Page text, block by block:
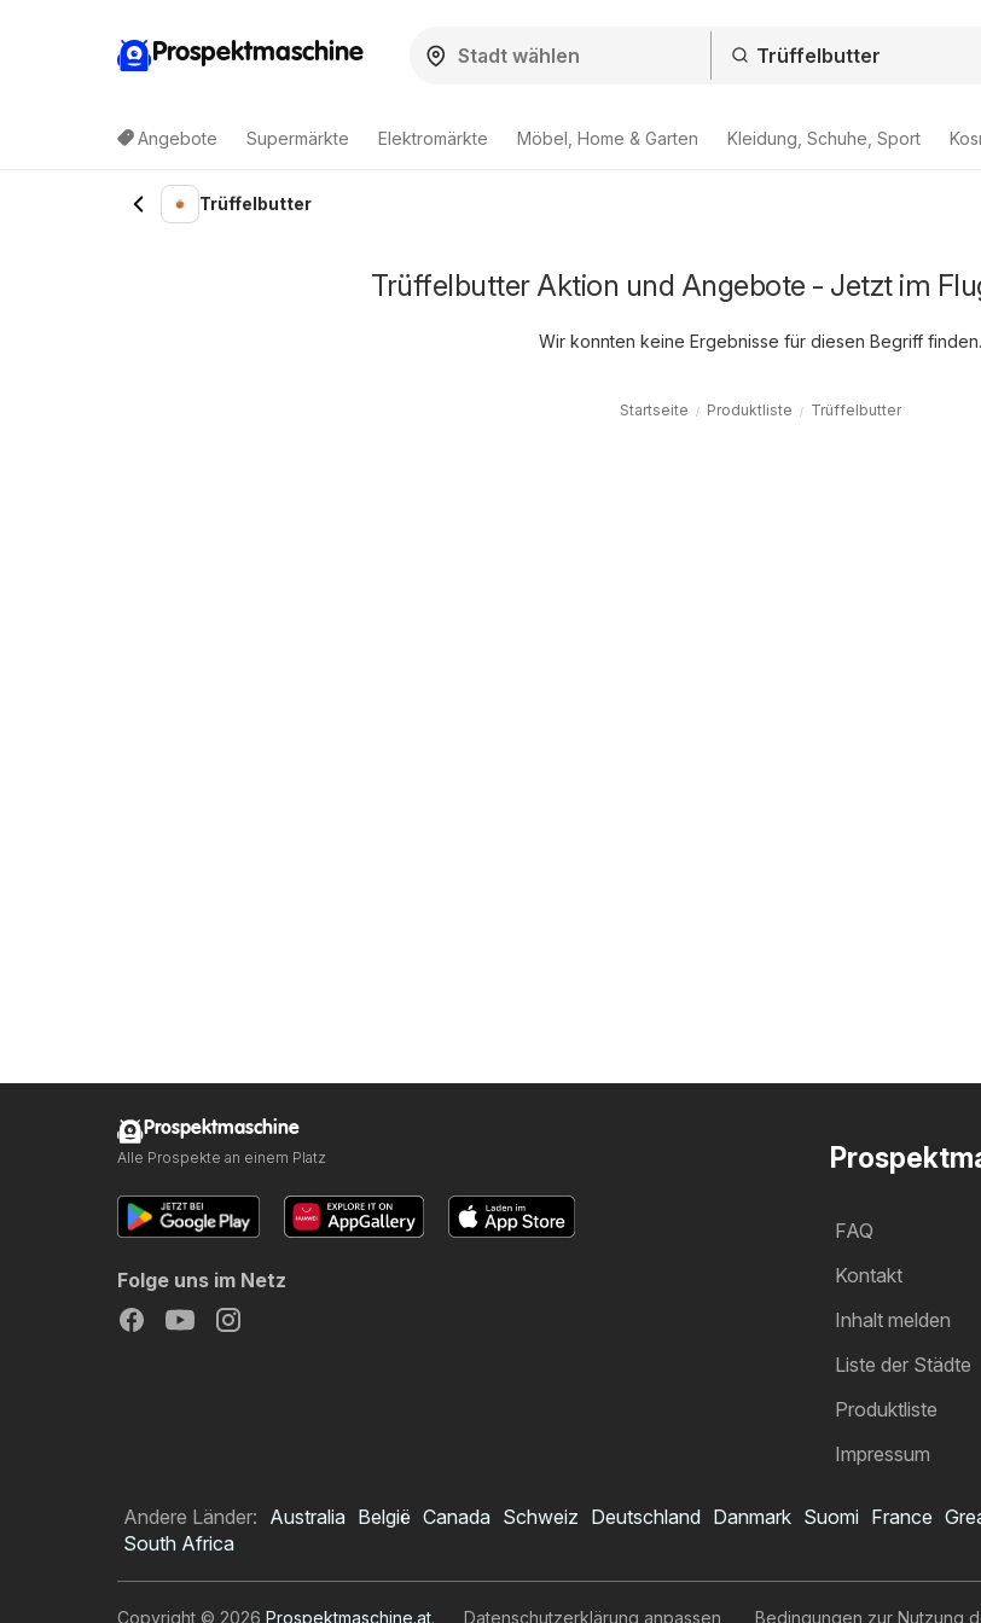
Prospektmaschine
Angebote Supermärkte Elektromärkte Möbel, Home & Garten Kleidung, Schuhe, Sport
Trüffelbutter
Trüffelbutter Aktion und Angebote - Jetzt im
Wir konnten keine Ergebnisse für diesen Begriff finden.
Startseite Produktliste Trüffelbutter
FAQ
Kontakt
Inhalt melden
Liste der Städte
Produktliste
Impressum
Prospektmaschine
Alle Prospekte an einem Platz
Folge uns im Netz
Andere Länder: Australia België Canada Schweiz Deutschland Danmark Suomi France
South Africa
Copyright © 2026 Prospektmaschine.at. Datenschutzerklärung anpassen Bedingungen zur Nutzung